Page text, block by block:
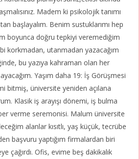
Madem ki psikolojik tanımı
başlayalım. Benim sustuklarımı hep
boyunca doğru tepkiyi veremediğim
korkmadan, utanmadan yazacağım
bu yazıya kahraman olan her
Yaşım daha 19: İş Görüşmesi
bitmiş, üniversite yeniden açılana
Klasik iş arayışı dönemi, iş bulma
verme seremonisi. Malum üniversite
alanlar kısıtlı, yaş küçük, tecrübe
başvuru yaptığım firmalardan biri
çağırdı. Ofis, evime beş dakikalık